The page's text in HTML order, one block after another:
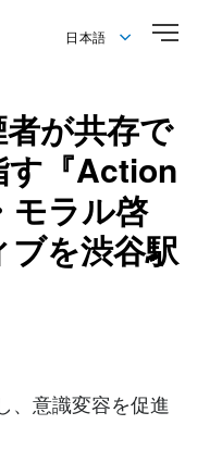
日本語
が共存で
す『Action
モラル啓
を渋谷駅
、意識変容を促進